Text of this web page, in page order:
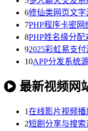
6修仙类网页文
7PHP程序卡密
8PHP姓名缘分
92025彩虹易支
10APP分发系统
最新视频网
1在线影片视频
2短剧分享与搜